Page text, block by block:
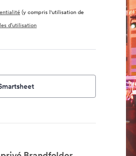
(y compris l'utilisation de
d’utilisation